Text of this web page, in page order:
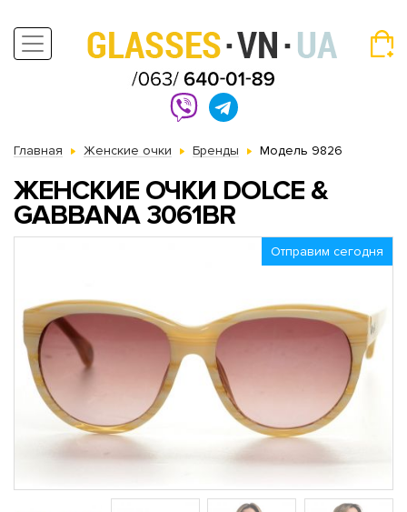
Главная Женские очки Бренды Модель 9826
ЖЕНСКИЕ ОЧКИ DOLCE &
GABBANA 3061BR
Отправим сегодня